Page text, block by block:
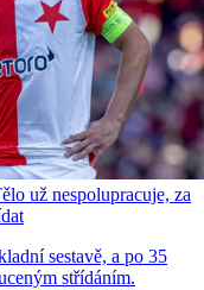
už nespolupracuje, za
sestavě, a po 35
střídáním.